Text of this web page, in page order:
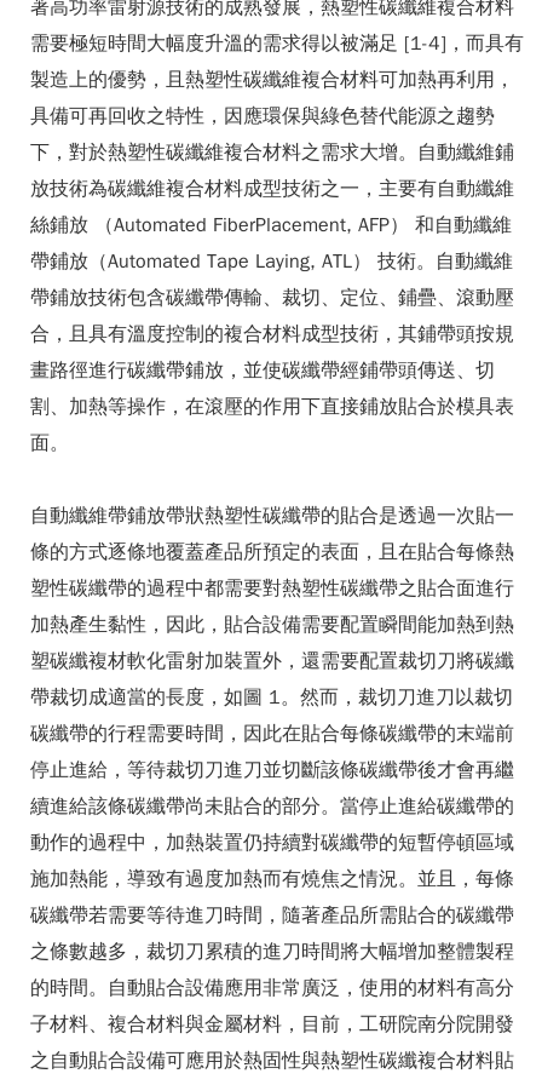
著高功率雷射源技術的成熟發展，熱塑性碳纖維複合材料
需要極短時間大幅度升溫的需求得以被滿足 [1-4]，而具有
製造上的優勢，且熱塑性碳纖維複合材料可加熱再利用，
具備可再回收之特性，因應環保與綠色替代能源之趨勢
下，對於熱塑性碳纖維複合材料之需求大增。自動纖維鋪
放技術為碳纖維複合材料成型技術之一，主要有自動纖維
絲鋪放 （Automated FiberPlacement, AFP） 和自動纖維
帶鋪放（Automated Tape Laying, ATL） 技術。自動纖維
帶鋪放技術包含碳纖帶傳輸、裁切、定位、鋪疊、滾動壓
合，且具有溫度控制的複合材料成型技術，其鋪帶頭按規
畫路徑進行碳纖帶鋪放，並使碳纖帶經鋪帶頭傳送、切
割、加熱等操作，在滾壓的作用下直接鋪放貼合於模具表
面。
自動纖維帶鋪放帶狀熱塑性碳纖帶的貼合是透過一次貼一
條的方式逐條地覆蓋產品所預定的表面，且在貼合每條熱
塑性碳纖帶的過程中都需要對熱塑性碳纖帶之貼合面進行
加熱產生黏性，因此，貼合設備需要配置瞬間能加熱到熱
塑碳纖複材軟化雷射加裝置外，還需要配置裁切刀將碳纖
帶裁切成適當的長度，如圖 1。然而，裁切刀進刀以裁切
碳纖帶的行程需要時間，因此在貼合每條碳纖帶的末端前
停止進給，等待裁切刀進刀並切斷該條碳纖帶後才會再繼
續進給該條碳纖帶尚未貼合的部分。當停止進給碳纖帶的
動作的過程中，加熱裝置仍持續對碳纖帶的短暫停頓區域
施加熱能，導致有過度加熱而有燒焦之情況。並且，每條
碳纖帶若需要等待進刀時間，隨著產品所需貼合的碳纖帶
之條數越多，裁切刀累積的進刀時間將大幅增加整體製程
的時間。自動貼合設備應用非常廣泛，使用的材料有高分
子材料、複合材料與金屬材料，目前，工研院南分院開發
之自動貼合設備可應用於熱固性與熱塑性碳纖複合材料貼